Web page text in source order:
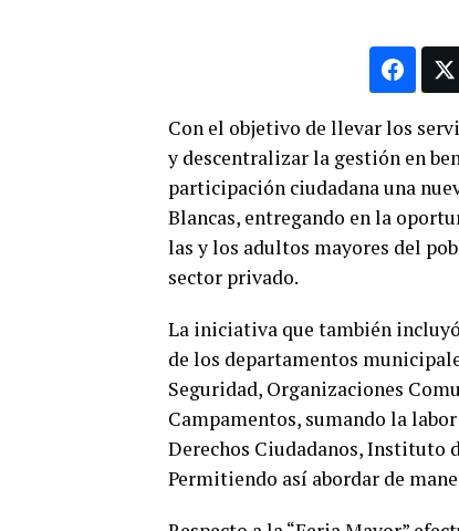
Con el objetivo de llevar los
y descentralizar la gestión en
participación ciudadana una
Blancas, entregando en la
las y los adultos mayores del
sector privado.
La iniciativa que también
de los departamentos
Seguridad, Organizaciones
Campamentos, sumando la
Derechos Ciudadanos, Instituto
Permitiendo así abordar de